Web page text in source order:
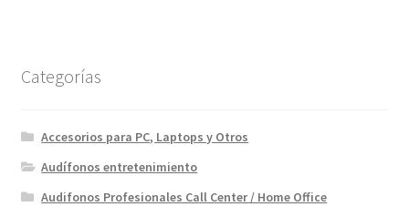
Categorías
Accesorios para PC, Laptops y Otros
Audífonos entretenimiento
Audifonos Profesionales Call Center / Home Office